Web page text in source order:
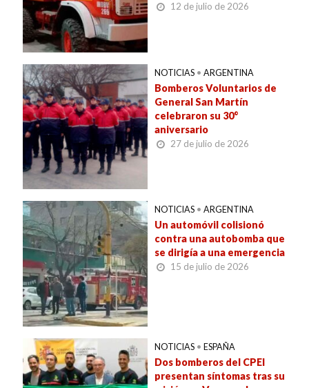
12 de julio de 2026
NOTICIAS • ARGENTINA
Bomberos Voluntarios de
General San Martín
celebraron su 30°
aniversario
27 de julio de 2026
NOTICIAS • ARGENTINA
Un automóvil colisionó
contra una autobomba que
se dirigía a una emergencia
15 de julio de 2026
NOTICIAS • ESPAÑA
Dos bomberos del CPEI
presentan síntomas tras su